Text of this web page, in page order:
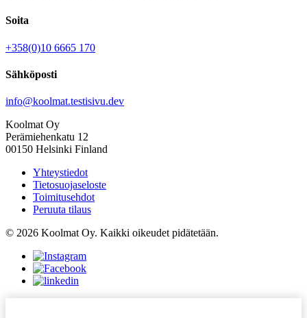
Soita
+358(0)10 6665 170
Sähköposti
info@koolmat.testisivu.dev
Koolmat Oy
Perämiehenkatu 12
00150 Helsinki Finland
Yhteystiedot
Tietosuojaseloste
Toimitusehdot
Peruuta tilaus
© 2026 Koolmat Oy. Kaikki oikeudet pidätetään.